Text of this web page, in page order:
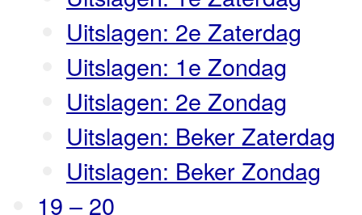
Uitslagen: 2e Zaterdag
Uitslagen: 1e Zondag
Uitslagen: 2e Zondag
Uitslagen: Beker Zaterdag
Uitslagen: Beker Zondag
19 – 20